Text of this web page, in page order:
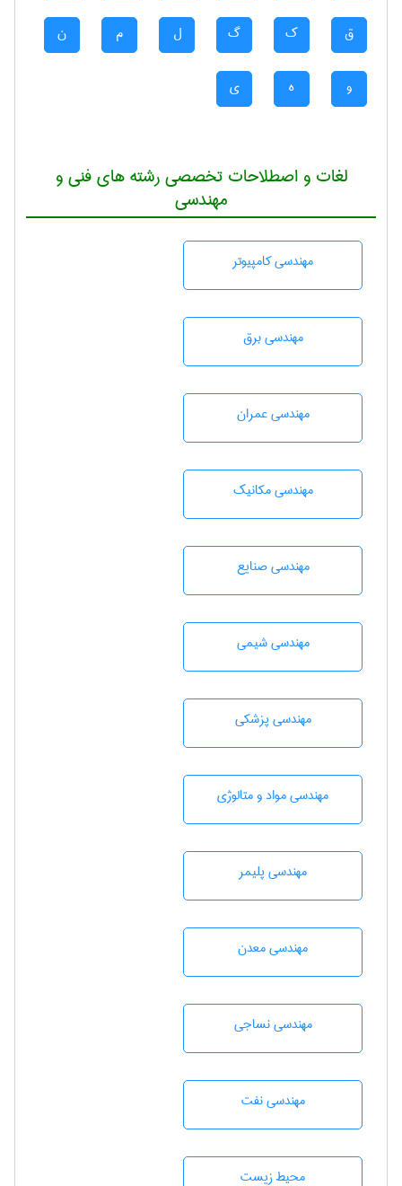
ق ک گ ل م ن
و ه ی
لغات و اصطلاحات تخصصی رشته های فنی و
مهندسی
مهندسی كامپيوتر
مهندسی برق
مهندسی عمران
مهندسی مکانیک
مهندسی صنايع
مهندسي شيمی
مهندسی پزشکی
مهندسی مواد و متالوژی
مهندسی پليمر
مهندسی معدن
مهندسي نساجی
مهندسی نفت
محيط زيست